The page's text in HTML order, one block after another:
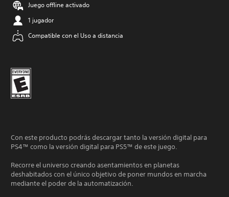
Juego offline activado
1 jugador
Compatible con el Uso a distancia
Con este producto podrás descargar tanto la versión digital para
PS4™ como la versión digital para PS5™ de este juego.
Recorre el universo creando asentamientos en planetas
deshabitados con el único objetivo de poner mundos en marcha
mediante el poder de la automatización.